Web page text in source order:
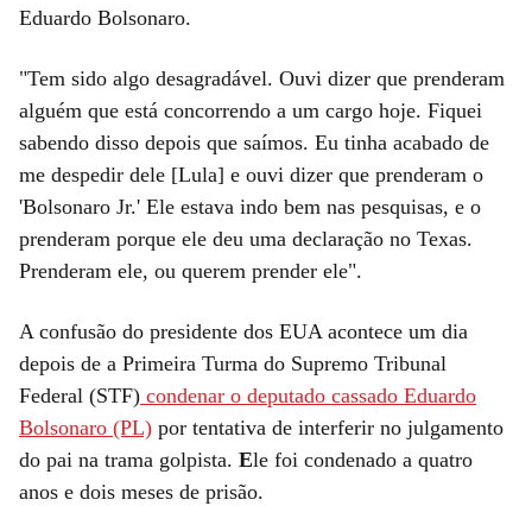
Eduardo Bolsonaro.
"Tem sido algo desagradável. Ouvi dizer que prenderam
alguém que está concorrendo a um cargo hoje. Fiquei
sabendo disso depois que saímos. Eu tinha acabado de
me despedir dele [Lula] e ouvi dizer que prenderam o
'Bolsonaro Jr.' Ele estava indo bem nas pesquisas, e o
prenderam porque ele deu uma declaração no Texas.
Prenderam ele, ou querem prender ele".
A confusão do presidente dos EUA acontece um dia
depois de a Primeira Turma do Supremo Tribunal
Federal (STF) condenar o deputado cassado Eduardo
Bolsonaro (PL) por tentativa de interferir no julgamento
do pai na trama golpista. Ele foi condenado a quatro
anos e dois meses de prisão.